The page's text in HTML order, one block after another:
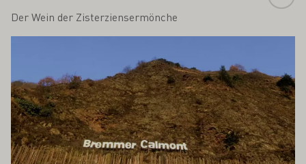
Der Wein der Zisterziensermönche